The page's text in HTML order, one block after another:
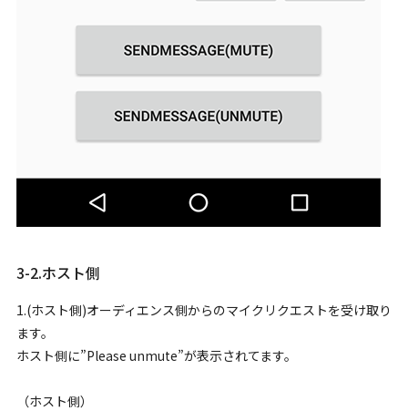
3-2.ホスト側
1.(ホスト側)オーディエンス側からのマイクリクエストを受け取り
ます。
ホスト側に”Please unmute”が表示されてます。
（ホスト側）